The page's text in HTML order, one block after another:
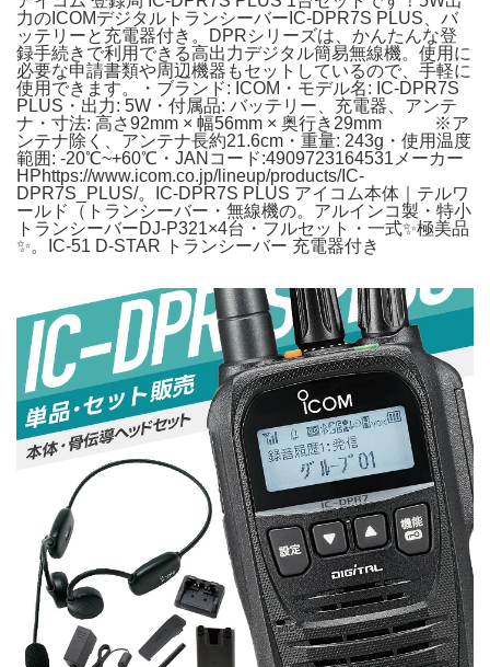
力のICOMデジタルトランシーバーIC-DPR7S PLUS、バ
ッテリーと充電器付き。DPRシリーズは、かんたんな登
録手続きで利用できる高出力デジタル簡易無線機。使用に
必要な申請書類や周辺機器もセットしているので、手軽に
使用できます。・ブランド: ICOM・モデル名: IC-DPR7S
PLUS・出力: 5W・付属品: バッテリー、充電器、アンテ
ナ・寸法: 高さ92mm × 幅56mm × 奥行き29mm ※ア
ンテナ除く、アンテナ長約21.6cm・重量: 243g・使用温度
範囲: -20℃~+60℃・JANコード:4909723164531メーカー
HPhttps://www.icom.co.jp/lineup/products/IC-
DPR7S_PLUS/。IC-DPR7S PLUS アイコム本体｜テルワ
ールド（トランシーバー・無線機の。アルインコ製・特小
トランシーバーDJ-P321×4台・フルセット・一式✨極美品
✨。IC-51 D-STAR トランシーバー 充電器付き